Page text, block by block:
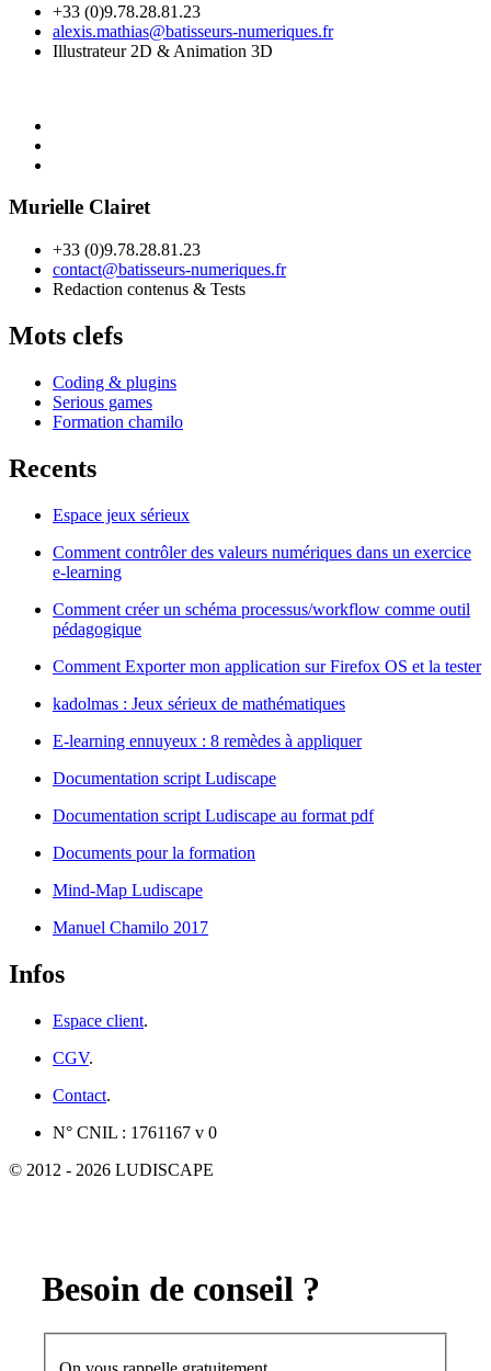
+33 (0)9.78.28.81.23
alexis.mathias@batisseurs-numeriques.fr
Illustrateur 2D & Animation 3D
Murielle Clairet
+33 (0)9.78.28.81.23
contact@batisseurs-numeriques.fr
Redaction contenus & Tests
Mots clefs
Coding & plugins
Serious games
Formation chamilo
Recents
Espace jeux sérieux
Comment contrôler des valeurs numériques dans un exercice
e-learning
Comment créer un schéma processus/workflow comme outil
pédagogique
Comment Exporter mon application sur Firefox OS et la tester
kadolmas : Jeux sérieux de mathématiques
E-learning ennuyeux : 8 remèdes à appliquer
Documentation script Ludiscape
Documentation script Ludiscape au format pdf
Documents pour la formation
Mind-Map Ludiscape
Manuel Chamilo 2017
Infos
Espace client.
CGV.
Contact.
N° CNIL : 1761167 v 0
© 2012 - 2026 LUDISCAPE
Besoin de conseil ?